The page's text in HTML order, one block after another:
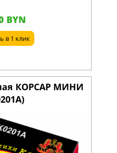
BYN
в 1 клик
КОРСАР МИНИ